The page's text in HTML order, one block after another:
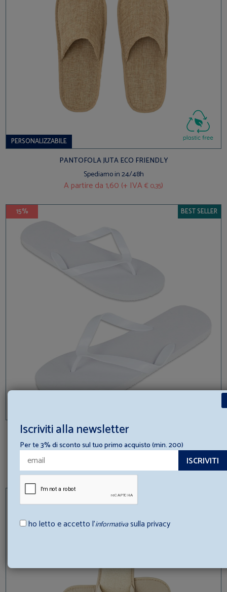
PERSONALIZZABILE
PANTOFOLA JUTA ECO FRIENDLY
Spediamo in 24/48h
A partire da1,60 (+ IVA€ 0,35)
BEST SELLER
15%
INFRADITO DONNA
Spediamo in 24/48h
€ 2,00
Iscriviti alla newsletter
Per te 3% di sconto sul tuo primo acquisto (min. 200)
ho letto e accetto l’informativasulla privacy